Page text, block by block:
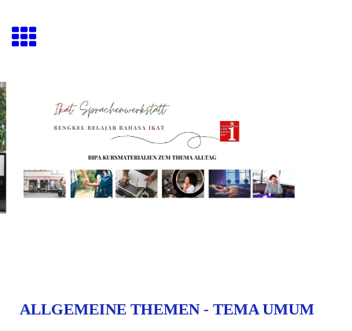
ALLGEMEINE THEMEN - TEMA UMUM